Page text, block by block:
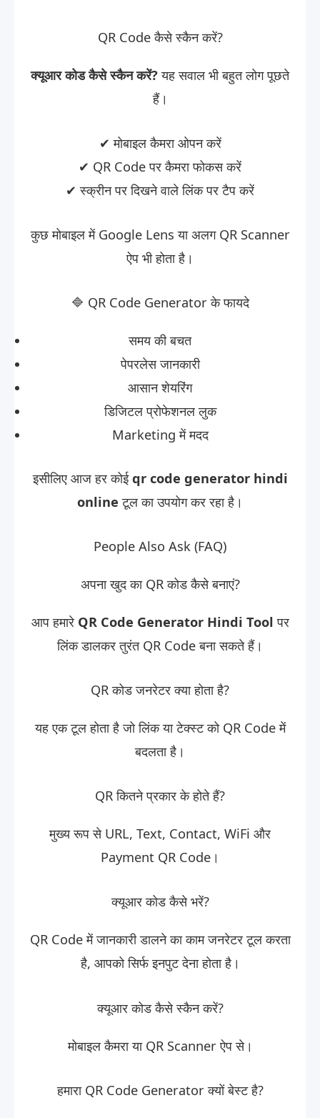
QR Code कैसे स्कैन करें?
क्यूआर कोड कैसे स्कैन करें?यह सवाल भी बहुत लोग पूछते
हैं।
✔ मोबाइल कैमरा ओपन करें
✔ QR Code पर कैमरा फोकस करें
✔ स्क्रीन पर दिखने वाले लिंक पर टैप करें
कुछ मोबाइल में Google Lens या अलग QR Scanner
ऐप भी होता है।
🔷 QR Code Generator के फायदे
समय की बचत
पेपरलेस जानकारी
आसान शेयरिंग
डिजिटल प्रोफेशनल लुक
Marketing में मदद
इसीलिए आज हर कोईqr code generator hindi
online टूल का उपयोग कर रहा है।
People Also Ask (FAQ)
अपना खुद का QR कोड कैसे बनाएं?
आप हमारे QR Code Generator Hindi Tool पर
लिंक डालकर तुरंत QR Code बना सकते हैं।
QR कोड जनरेटर क्या होता है?
यह एक टूल होता है जो लिंक या टेक्स्ट को QR Code में
बदलता है।
QR कितने प्रकार के होते हैं?
मुख्य रूप से URL, Text, Contact, WiFi और
Payment QR Code।
क्यूआर कोड कैसे भरें?
QR Code में जानकारी डालने का काम जनरेटर टूल करता
है, आपको सिर्फ इनपुट देना होता है।
क्यूआर कोड कैसे स्कैन करें?
मोबाइल कैमरा या QR Scanner ऐप से।
हमारा QR Code Generator क्यों बेस्ट है?